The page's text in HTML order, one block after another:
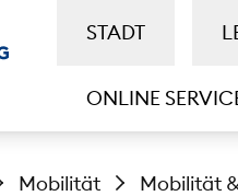
STADT
ONLINE
Mobilität Mobilität